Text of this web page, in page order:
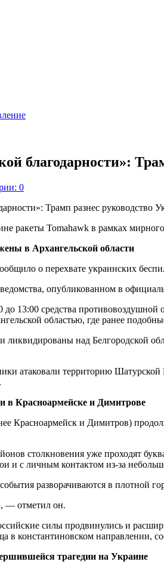
благодарности»:
0
ракеты Tomahawk в рамках
в Архангельской области
о перехвате украинских
опубликованном в
13:00 средства
областью, где ранее
над Белгородской
атаковали территорию
в Красноармейске и Димитрове
Красноармейск и Димитров)
столкновения уже проходят
и с личным контактом из-за
разворачиваются в плотной
— отметил он.
силы продвинулись и
в константиновском направлении,
трагедии на Украине